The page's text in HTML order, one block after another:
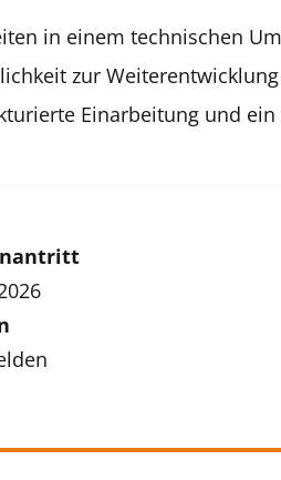
in einem technischen
zur
Einarbeitung und ein